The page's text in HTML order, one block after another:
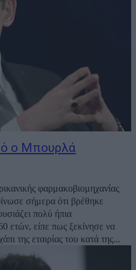
ο Μπουρλά
φαρμακοβιομηχανίας
σήμερα ότι βρέθηκε
πολύ ήπια
της εταιρίας του κατά της...